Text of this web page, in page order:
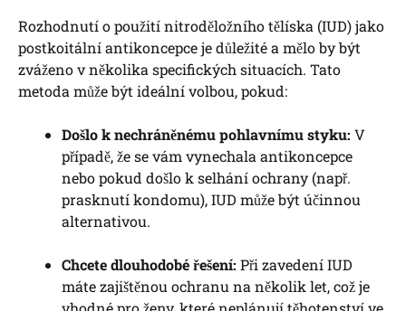
Rozhodnutí o použití nitroděložního tělíska (IUD) jako
postkoitální antikoncepce je důležité a mělo by být
zváženo v několika specifických situacích. Tato
metoda může být ideální volbou, pokud:
Došlo k nechráněnému pohlavnímu styku: V
případě, že se vám vynechala antikoncepce
nebo pokud došlo k selhání ochrany (např.
prasknutí kondomu), IUD může být účinnou
alternativou.
Chcete dlouhodobé řešení: Při zavedení IUD
máte zajištěnou ochranu na několik let, což je